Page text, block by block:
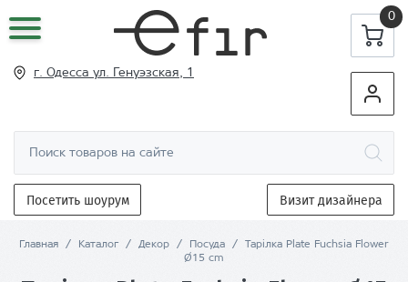
0
г. Одесса ул. Генуэзская, 1
Посетить шоурум Визит дизайнера
Главная / Каталог / Декор / Посуда /
Тарілка Plate Fuchsia Flower
Ø15 cm